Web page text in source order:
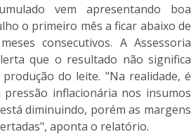
vem apresentando boa
o primeiro mês a ficar abaixo de
consecutivos. A Assessoria
que o resultado não significa
do leite. "Na realidade, é
inflacionária nos insumos
diminuindo, porém as margens
aponta o relatório.